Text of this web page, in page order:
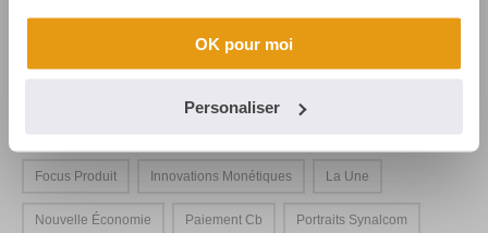
OK pour moi
Personaliser
Focus Produit Innovations Monétiques La Une
Nouvelle Économie Paiement Cb Portraits Synalcom